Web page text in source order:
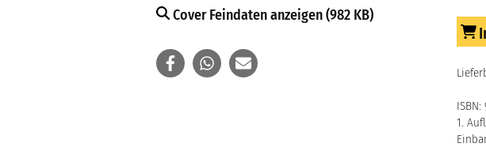
Cover Feindaten anzeigen (982 KB)
ISBN:
1.